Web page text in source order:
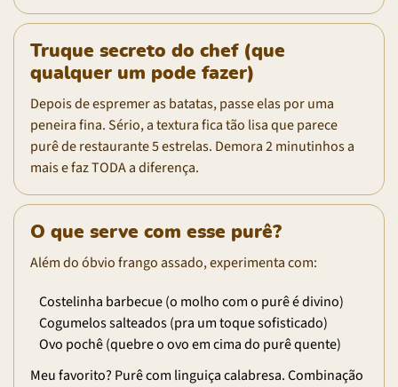
Truque secreto do chef (que
qualquer um pode fazer)
Depois de espremer as batatas, passe elas por uma
peneira fina. Sério, a textura fica tão lisa que parece
purê de restaurante 5 estrelas. Demora 2 minutinhos a
mais e faz TODA a diferença.
O que serve com esse purê?
Além do óbvio frango assado, experimenta com:
Costelinha barbecue (o molho com o purê é divino)
Cogumelos salteados (pra um toque sofisticado)
Ovo pochê (quebre o ovo em cima do purê quente)
Meu favorito? Purê com linguiça calabresa. Combinação